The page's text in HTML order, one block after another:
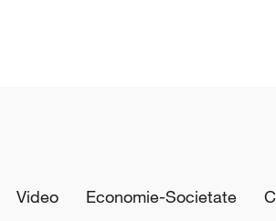
Video Economie-Societate